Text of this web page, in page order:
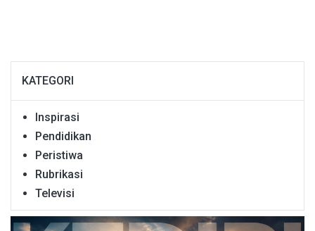
KATEGORI
Inspirasi
Pendidikan
Peristiwa
Rubrikasi
Televisi